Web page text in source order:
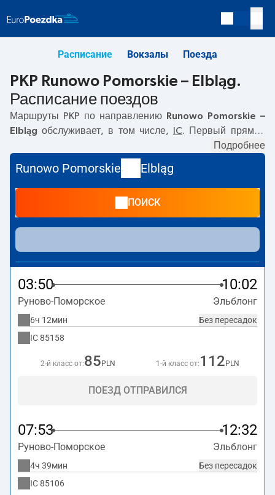
Расписание Вокзалы Поезда
PKP Runowo Pomorskie – Elbląg.
Расписание поездов
Маршруты PKP по направлению
Runowo Pomorskie –
Elbląg обслуживает, в том числе, IC. Первый прямой
с вокзала PKP Runowo
16:23. Самое быстрое путешествие предлагает прямой
поездGRYF . Поездка на нём занимает04:39. По
Runowo Pomorskie–Elbląg
другие поезда:- предлагают более низкую цену билета
и, как правило, более долгое время в пути. Поезд
заканчивает маршрут на станции Elbląg.
Подробнее
Runowo Pomorskie Elbląg
ПОИСК
03:50 10:02
Руново-Поморское Эльблонг
Без пересадок
6ч 12мин
IC85158
2-й класс от:85 PLN 1-й класс от: 112 PLN
ПОЕЗД ОТПРАВИЛСЯ
07:53 12:32
Руново-Поморское Эльблонг
Без пересадок
4ч 39мин
IC85106